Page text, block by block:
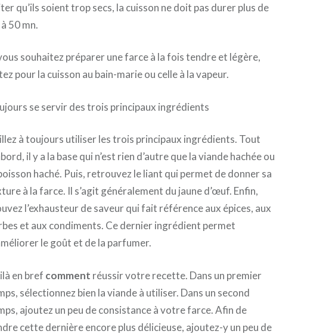
qu’ils soient trop secs, la cuisson ne doit pas durer plus de
50 mn.
souhaitez préparer une farce à la fois tendre et légère,
pour la cuisson au bain-marie ou celle à la vapeur.
se servir des trois principaux ingrédients
à toujours utiliser les trois principaux ingrédients. Tout
il y a la base qui n’est rien d’autre que la viande hachée ou
haché. Puis, retrouvez le liant qui permet de donner sa
à la farce. Il s’agit généralement du jaune d’œuf. Enfin,
l’exhausteur de saveur qui fait référence aux épices, aux
et aux condiments. Ce dernier ingrédient permet
le goût et de la parfumer.
en bref comment réussir votre recette. Dans un premier
sélectionnez bien la viande à utiliser. Dans un second
ajoutez un peu de consistance à votre farce. Afin de
cette dernière encore plus délicieuse, ajoutez-y un peu de